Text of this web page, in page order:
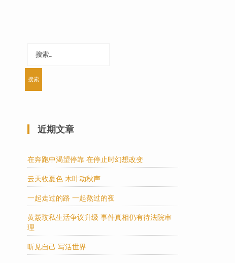
索：
近期文章
在奔跑中渴望停靠 在停止时幻想改变
云天收夏色 木叶动秋声
一起走过的路 一起熬过的夜
黄晸玟私生活争议升级 事件真相仍有待法院审
理
听见自己 写活世界